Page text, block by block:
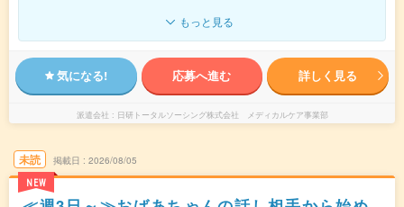
もっと見る
気になる! 応募へ進む 詳しく見る
派遣会社 日研トータルソーシング株式会社 メディカルケア事業部
未読
NEW
掲載日 2026/08/05